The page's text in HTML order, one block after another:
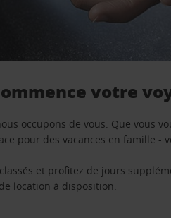
votre
occupons de vous. Que vous
pour des vacances en famille -
et profitez de jours
location à disposition.